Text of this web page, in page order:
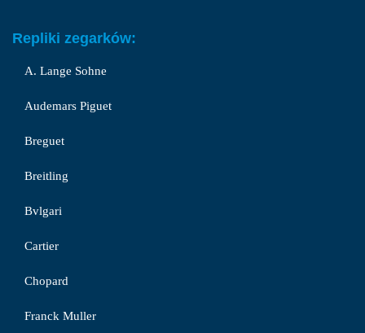
Repliki zegarków:
A. Lange Sohne
Audemars Piguet
Breguet
Breitling
Bvlgari
Cartier
Chopard
Franck Muller